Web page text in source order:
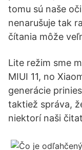
tomu sú naše
nenarušuje tak
čítania môže
Lite režim sme
MIUI 11, no
generácie
taktiež správa,
niektorí naši